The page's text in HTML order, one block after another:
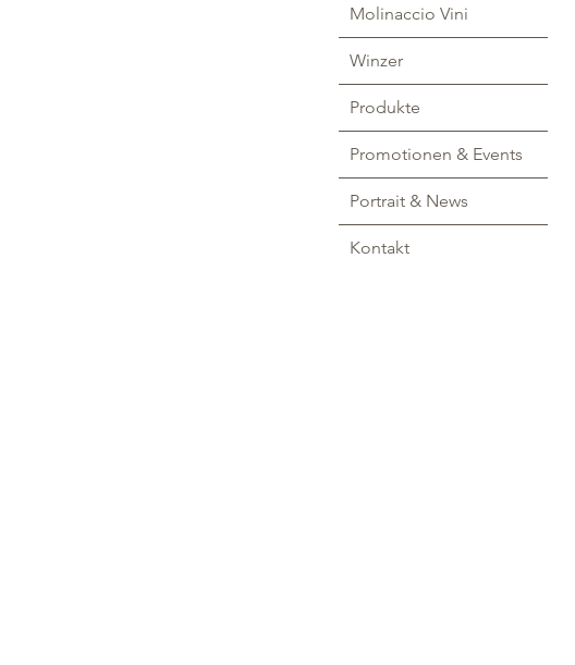
Molinaccio Vini
Winzer
Produkte
Promotionen & Events
Portrait & News
Kontakt